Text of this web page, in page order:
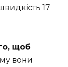
17
щоб
вони